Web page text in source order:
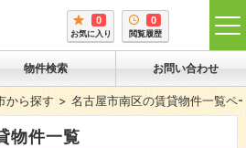
0
お気に入り
0
閲覧履歴
物件検索 お問い合わせ
から探す 名古屋市南区の賃貸物件一覧ペ
物件一覧